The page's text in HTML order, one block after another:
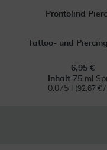
Prontolind
Tattoo- und
6,95 €
Inhalt 75 ml
0.075 l
(92,67 € /